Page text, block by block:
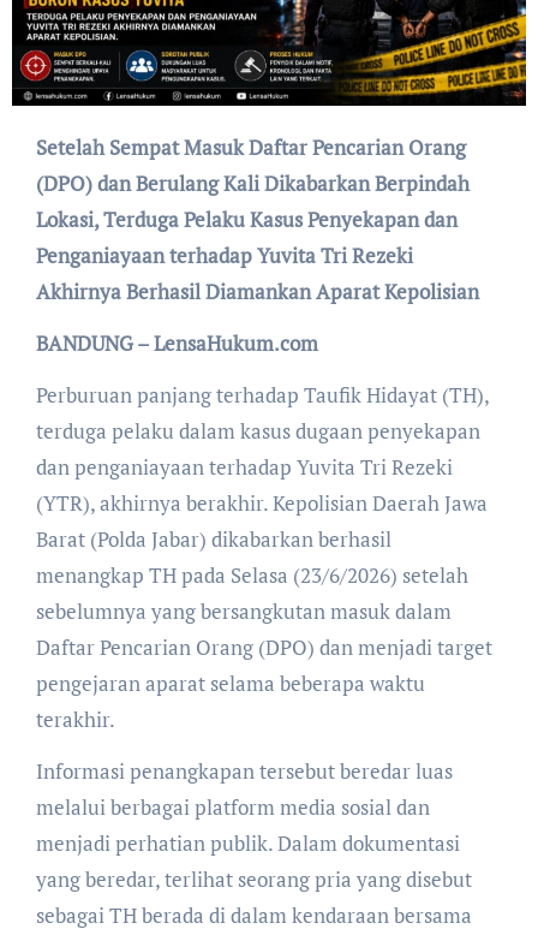
Setelah Sempat Masuk Daftar Pencarian Orang
(DPO) dan Berulang Kali Dikabarkan Berpindah
Lokasi, Terduga Pelaku Kasus Penyekapan dan
Penganiayaan terhadap Yuvita Tri Rezeki
Akhirnya Berhasil Diamankan Aparat Kepolisian
BANDUNG – LensaHukum.com
Perburuan panjang terhadap Taufik Hidayat (TH),
terduga pelaku dalam kasus dugaan penyekapan
dan penganiayaan terhadap Yuvita Tri Rezeki
(YTR), akhirnya berakhir. Kepolisian Daerah Jawa
Barat (Polda Jabar) dikabarkan berhasil
menangkap TH pada Selasa (23/6/2026) setelah
sebelumnya yang bersangkutan masuk dalam
Daftar Pencarian Orang (DPO) dan menjadi target
pengejaran aparat selama beberapa waktu
terakhir.
Informasi penangkapan tersebut beredar luas
melalui berbagai platform media sosial dan
menjadi perhatian publik. Dalam dokumentasi
yang beredar, terlihat seorang pria yang disebut
sebagai TH berada di dalam kendaraan bersama